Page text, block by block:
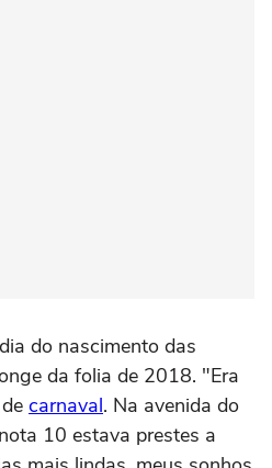
do nascimento das
da folia de 2018. "Era
carnaval. Na avenida do
10 estava prestes a